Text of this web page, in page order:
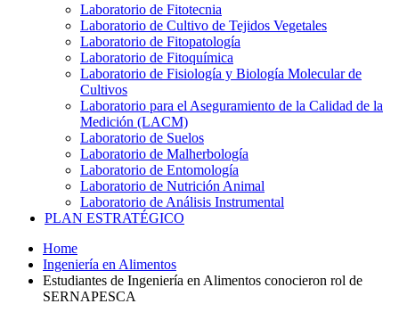
Laboratorio de Fitotecnia
Laboratorio de Cultivo de Tejidos Vegetales
Laboratorio de Fitopatología
Laboratorio de Fitoquímica
Laboratorio de Fisiología y Biología Molecular de
Cultivos
Laboratorio para el Aseguramiento de la Calidad de la
Medición (LACM)
Laboratorio de Suelos
Laboratorio de Malherbología
Laboratorio de Entomología
Laboratorio de Nutrición Animal
Laboratorio de Análisis Instrumental
PLAN ESTRATÉGICO
Home
Ingeniería en Alimentos
Estudiantes de Ingeniería en Alimentos conocieron rol de
SERNAPESCA